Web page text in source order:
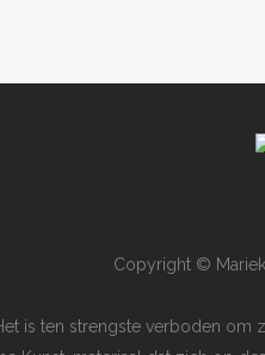
Copyright ©
is ten strengste verboden om